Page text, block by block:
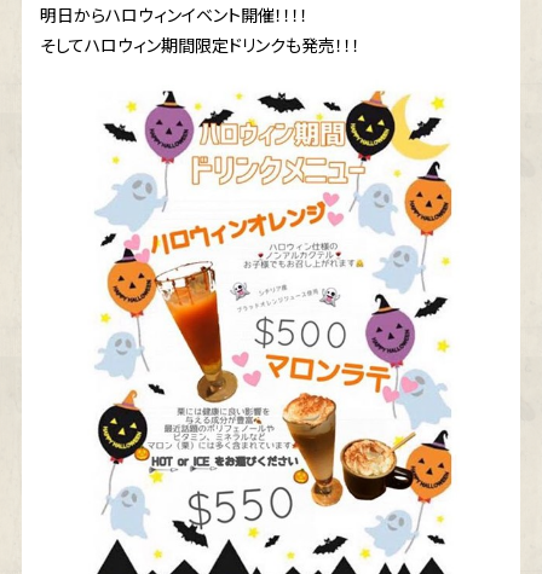
明日からハロウィンイベント開催！！！！
そしてハロウィン期間限定ドリンクも発売！！！